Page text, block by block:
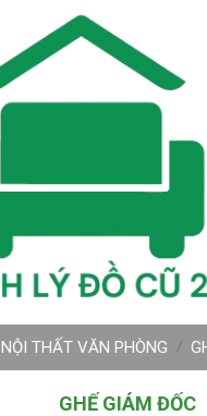
NỘI THẤT VĂN PHÒNG
GHẾ GIÁM ĐỐC